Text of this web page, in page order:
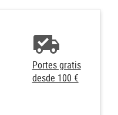
Portes gratis
desde 100 €